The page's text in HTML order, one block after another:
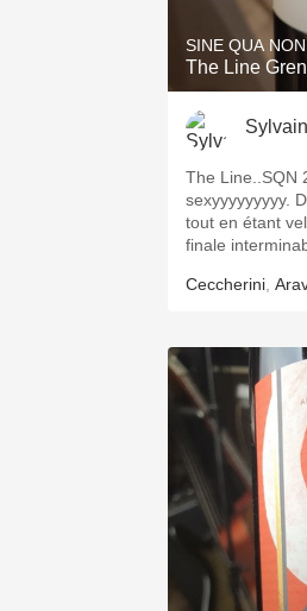
SINE QUA NON
The Line
The Line..SQN
sexyyyyyyyyy. De
tout en étant velouté. Un gras
finale
Ceccherini